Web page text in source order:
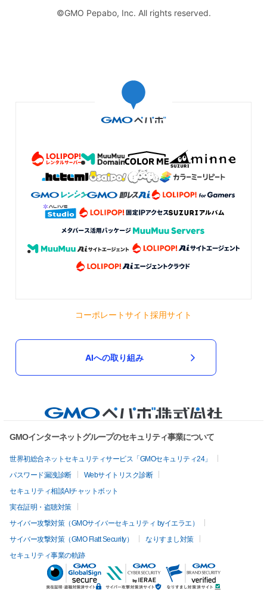
©GMO Pepabo, Inc. All rights reserved.
コーポレートサイト採用サイト
AIへの取り組み
GMOインターネットグループのセキュリティ事業について
世界初総合ネットセキュリティサービス「GMOセキュリティ24」
パスワード漏洩診断
Webサイトリスク診断
セキュリティ相談AIチャットボット
実在証明・盗聴対策
サイバー攻撃対策（GMOサイバーセキュリティ byイエラエ）
サイバー攻撃対策（GMO Flatt Security）
なりすまし対策
セキュリティ事業の軌跡